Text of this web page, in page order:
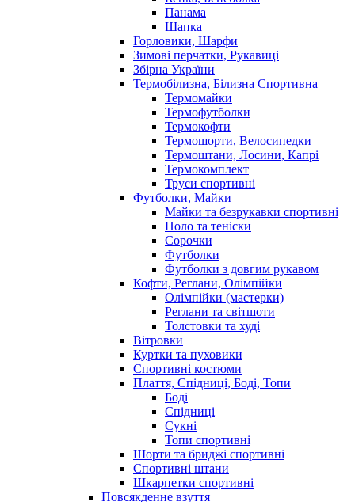
Панама
Шапка
Горловики, Шарфи
Зимові перчатки, Рукавиці
Збірна України
Термобілизна, Білизна Спортивна
Термомайки
Термофутболки
Термокофти
Термошорти, Велосипедки
Термоштани, Лосини, Капрі
Термокомплект
Труси спортивні
Футболки, Майки
Майки та безрукавки спортивні
Поло та теніски
Сорочки
Футболки
Футболки з довгим рукавом
Кофти, Реглани, Олімпійки
Олімпійки (мастерки)
Реглани та світшоти
Толстовки та худі
Вітровки
Куртки та пуховики
Спортивні костюми
Плаття, Спідниці, Боді, Топи
Боді
Спідниці
Сукні
Топи спортивні
Шорти та бриджі спортивні
Спортивні штани
Шкарпетки спортивні
Повсякденне взуття